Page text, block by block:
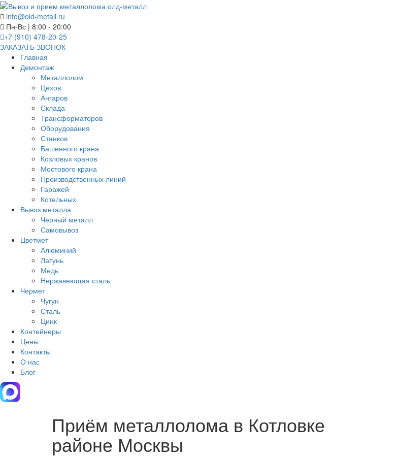
info@old-metall.ru
Пн-Вс | 8:00 - 20:00
+7 (910) 478-20-25
ЗАКАЗАТЬ ЗВОНОК
Главная
Демонтаж
Металлолом
Цехов
Ангаров
Склада
Трансформаторов
Оборудования
Станков
Башенного крана
Козловых кранов
Мостового крана
Производственных линий
Гаражей
Котельных
Вывоз металла
Черный металл
Самовывоз
Цветмет
Алюминий
Латунь
Медь
Нержавеющая сталь
Чермет
Чугун
Сталь
Цинк
Контейнеры
Цены
Контакты
О нас
Блог
Приём металлолома в Котловке
районе Москвы